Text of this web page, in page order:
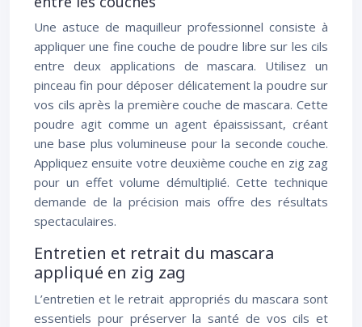
Une astuce de maquilleur professionnel consiste à
appliquer une fine couche de poudre libre sur les cils
entre deux applications de mascara. Utilisez un
pinceau fin pour déposer délicatement la poudre sur
vos cils après la première couche de mascara. Cette
poudre agit comme un agent épaississant, créant
une base plus volumineuse pour la seconde couche.
Appliquez ensuite votre deuxième couche en zig zag
pour un effet volume démultiplié. Cette technique
demande de la précision mais offre des résultats
spectaculaires.
Entretien et retrait du mascara
appliqué en zig zag
L’entretien et le retrait appropriés du mascara sont
essentiels pour préserver la santé de vos cils et